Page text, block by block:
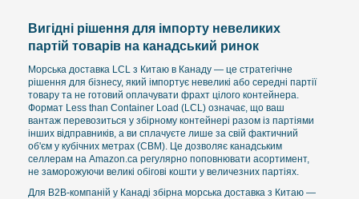
Вигідні рішення для імпорту невеликих
партій товарів на канадський ринок
Морська доставка LCL з Китаю в Канаду — це стратегічне
рішення для бізнесу, який імпортує невеликі або середні партії
товару та не готовий оплачувати фрахт цілого контейнера.
Формат Less than Container Load (LCL) означає, що ваш
вантаж перевозиться у збірному контейнері разом із партіями
інших відправників, а ви сплачуєте лише за свій фактичний
об'єм у кубічних метрах (CBM). Це дозволяє канадським
селлерам на Amazon.ca регулярно поповнювати асортимент,
не заморожуючи великі обігові кошти у величезних партіях.
Для B2B-компаній у Канаді збірна морська доставка з Китаю —